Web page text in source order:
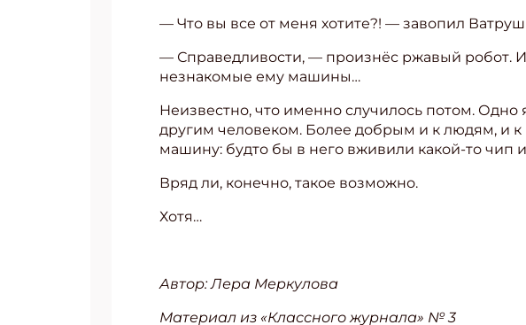
— Что вы все от меня хотите?! — завопил
— Справедливости, — произнёс ржавый робот. И
незнакомые ему машины…
Неизвестно, что именно случилось потом. Одно
другим человеком. Более добрым и к людям, и
машину: будто бы в него вживили какой-то чип
Вряд ли, конечно, такое возможно.
Хотя…
Автор: Лера Меркулова
Материал из «Классного журнала» № 3